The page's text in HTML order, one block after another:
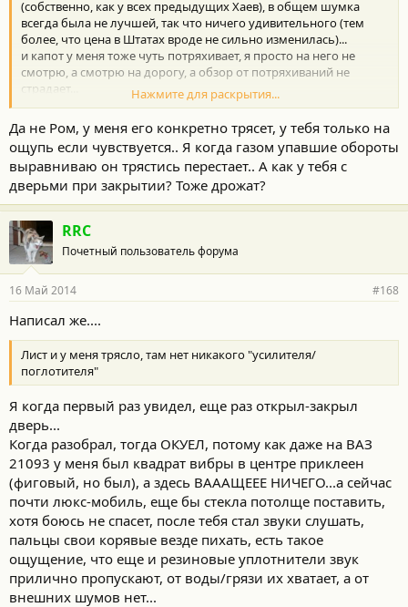
(собственно, как у всех предыдущих Хаев), в общем шумка
всегда была не лучшей, так что ничего удивительного (тем
более, что цена в Штатах вроде не сильно изменилась)...
и капот у меня тоже чуть потряхивает, я просто на него не
смотрю, а смотрю на дорогу, а обзор от потряхиваний не
страдает...
После шумки лист на двери не трясется...
Нажмите для раскрытия...
Да не Ром, у меня его конкретно трясет, у тебя только на
ощупь если чувствуется.. Я когда газом упавшие обороты
выравниваю он трястись перестает.. А как у тебя с
дверьми при закрытии? Тоже дрожат?
RRC
Почетный пользователь форума
16 Май 2014 #168
Написал же....
Лист и у меня трясло, там нет никакого "усилителя/
поглотителя"
Я когда первый раз увидел, еще раз открыл-закрыл
дверь...
Когда разобрал, тогда ОКУЕЛ, потому как даже на ВАЗ
21093 у меня был квадрат вибры в центре приклеен
(фиговый, но был), а здесь ВАААЩЕЕЕ НИЧЕГО...а сейчас
почти люкс-мобиль, еще бы стекла потолще поставить,
хотя боюсь не спасет, после тебя стал звуки слушать,
пальцы свои корявые везде пихать, есть такое
ощущение, что еще и резиновые уплотнители звук
прилично пропускают, от воды/грязи их хватает, а от
внешних шумов нет...